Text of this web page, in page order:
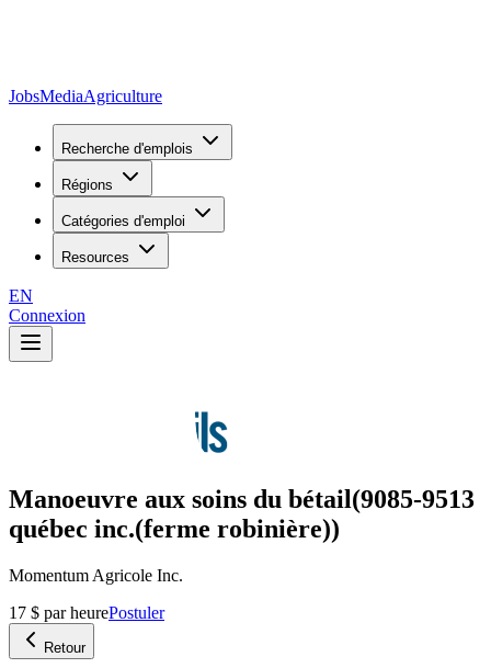
JobsMediaAgriculture
Recherche d'emplois
Régions
Catégories d'emploi
Resources
EN
Connexion
Manoeuvre aux soins du bétail(9085-9513
québec inc.(ferme robinière))
Momentum Agricole Inc.
17 $ par heurePostuler
Retour